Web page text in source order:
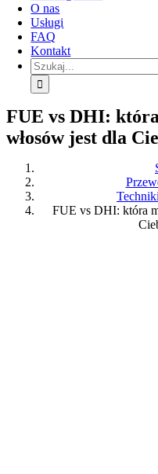
O nas
Usługi
FAQ
Kontakt
Szukaj:
FUE vs DHI:
włosów jest dla
FUE vs DHI: która